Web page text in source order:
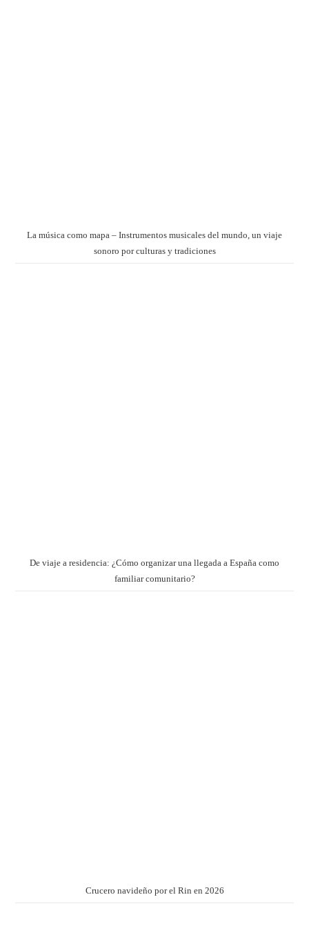
La música como mapa – Instrumentos musicales del mundo, un viaje
sonoro por culturas y tradiciones
De viaje a residencia: ¿Cómo organizar una llegada a España como
familiar comunitario?
Crucero navideño por el Rin en 2026